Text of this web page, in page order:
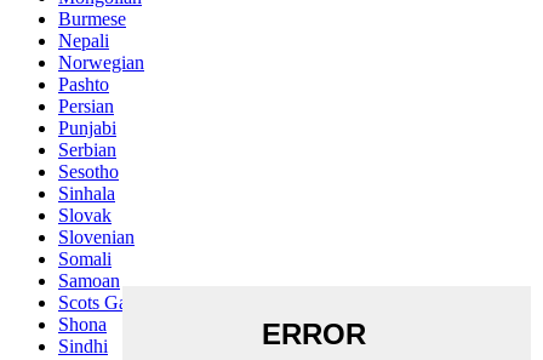
Burmese
Nepali
Norwegian
Pashto
Persian
Punjabi
Serbian
Sesotho
Sinhala
Slovak
Slovenian
Somali
Samoan
Scots Gaelic
Shona
Sindhi